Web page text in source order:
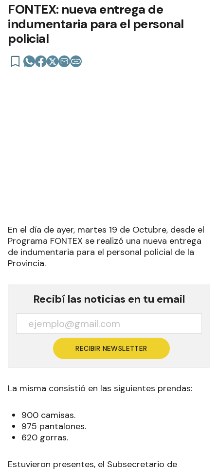
FONTEX: nueva entrega de
indumentaria para el personal
policial
En el día de ayer, martes 19 de Octubre, desde el
Programa FONTEX se realizó una nueva entrega
de indumentaria para el personal policial de la
Recibí las noticias en tu email
900 camisas.
975 pantalones.